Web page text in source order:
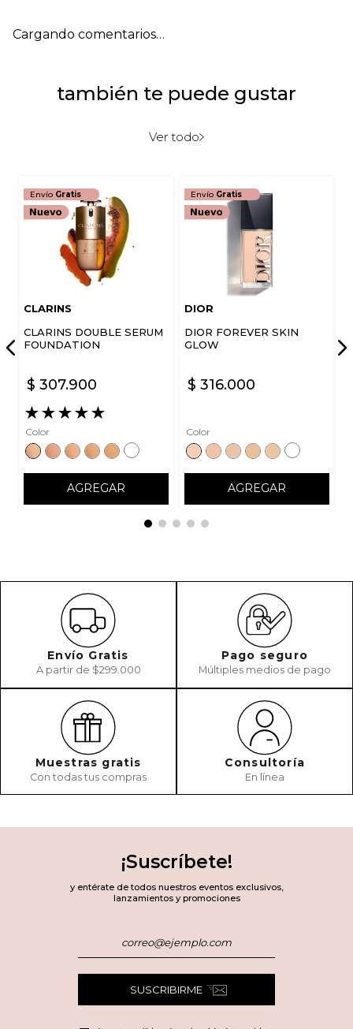
Cargando comentarios…
también te puede gustar
Ver todo
Envío Gratis
CLARINS
CLARINS DOUBLE SERUM
FOUNDATION
$ 307.900
★★★★★
Color
AGREGAR
Envío Gratis
DIOR
DIOR FOREVER SKIN
GLOW
$ 316.000
Color
AGREGAR
Envío Gratis
A partir de $299.000
Pago seguro
Múltiples medios de pago
Muestras gratis
Con todas tus compras
Consultoría
En línea
¡Suscríbete!
y entérate de todos nuestros eventos exclusivos,
lanzamientos y promociones
SUSCRIBIRME